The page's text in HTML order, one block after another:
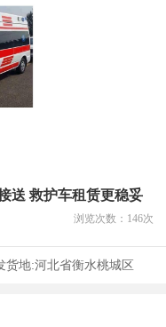
送 救护车租赁更稳妥
浏览次数： 146次
货地:河北省衡水桃城区